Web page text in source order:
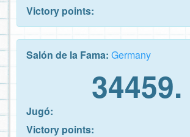
Victory points:
Salón de la Fama: Germany
34459.
Jugó:
Victory points: